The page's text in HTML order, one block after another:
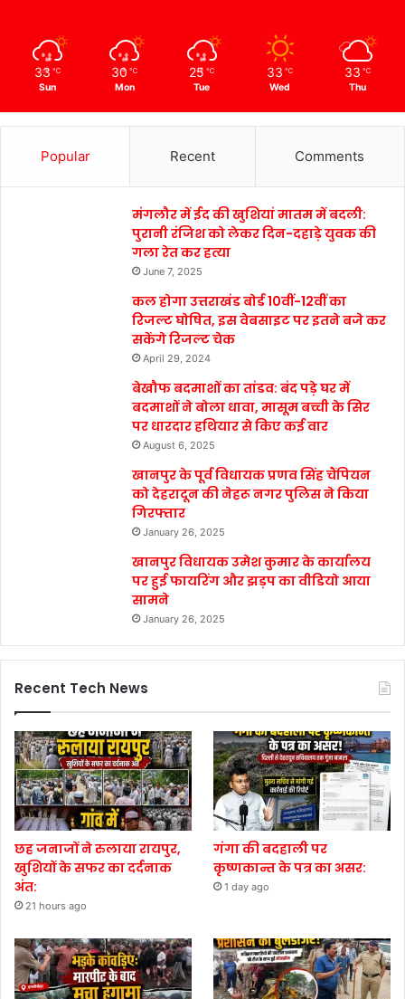
33 ℃
Sun
30 ℃
Mon
25 ℃
Tue
33 ℃
Wed
33 ℃
Thu
Popular Recent Comments
मंगलौर में ईद की खुशियां मातम में बदली:
पुरानी रंजिश को लेकर दिन-दहाड़े युवक की
गला रेत कर हत्या
June 7, 2025
कल होगा उत्तराखंड बोर्ड 10वीं-12वीं का
रिजल्ट घोषित, इस वेबसाइट पर इतने बजे कर
सकेंगे रिजल्ट चेक
April 29, 2024
बेखौफ बदमाशों का तांडव: बंद पड़े घर में
बदमाशों ने बोला धावा, मासूम बच्ची के सिर
पर धारदार हथियार से किए कई वार
August 6, 2025
खानपुर के पूर्व विधायक प्रणव सिंह चैंपियन
को देहरादून की नेहरू नगर पुलिस ने किया
गिरफ्तार
January 26, 2025
खानपुर विधायक उमेश कुमार के कार्यालय
पर हुई फायरिंग और झड़प का वीडियो आया
सामने
January 26, 2025
Recent Tech News
छह जनाजों ने रुलाया रायपुर,
खुशियों के सफर का दर्दनाक
अंत:
21 hours ago
गंगा की बदहाली पर
कृष्णकान्त के पत्र का असर:
1 day ago